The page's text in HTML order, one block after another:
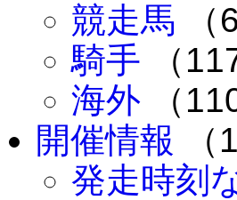
競走馬 （
騎手 （
海外 （
開催情報 （
発走時刻